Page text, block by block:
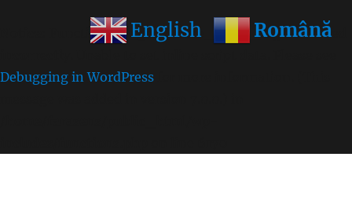
: Function wp_get_inline_script_tag was called
Debugging in WordPress
English Română